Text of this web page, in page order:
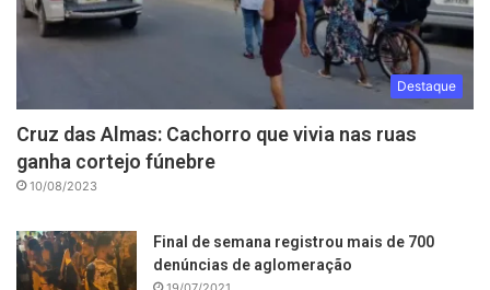
Destaque
Cruz das Almas: Cachorro que vivia nas ruas
ganha cortejo fúnebre
10/08/2023
Final de semana registrou mais de 700
denúncias de aglomeração